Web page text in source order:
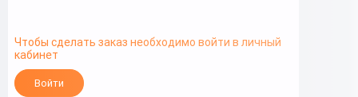
Чтобы сделать заказ необходимо войти в личный
кабинет
Войти